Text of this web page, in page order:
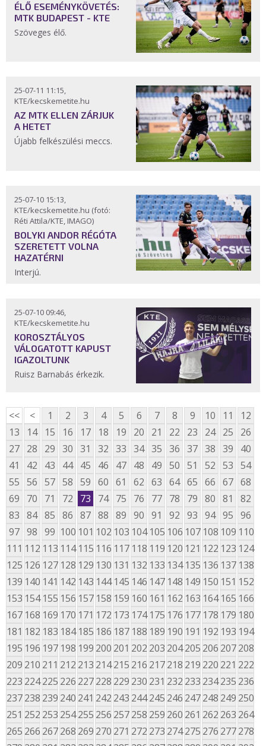
ÉLŐ ESEMÉNYKÖVETÉS:
MTK BUDAPEST - KTE
Szöveges élő.
25-07-11 11:15,
KTE/kecskemetite.hu
AZ MTK ELLEN ZÁRJUK
A HETET
Újabb felkészülési meccs.
25-07-10 15:13,
KTE/kecskemetite.hu (fotó:
Réti Attila/KTE, IMAGO)
BOLYKI ANDOR RÉGÓTA
SZERETETT VOLNA
HAZATÉRNI
Interjú.
25-07-10 09:46,
KTE/kecskemetite.hu
KOROSZTÁLYOS
VÁLOGATOTT KAPUST
IGAZOLTUNK
Ruisz Barnabás érkezik.
<< < 1 2 3 4 5 6 7 8 9 10 11
12
13
14 15 16 17 18 19 20 21 22 23 24 25
26
27 28 29 30 31 32 33 34 35 36 37 38 39
40
41
42 43 44 45 46 47 48 49 50 51 52 53 54
55 56 57 58 59 60 61 62 63 64 65 66 67 68
69
70 71 72 73 74 75 76 77 78 79 80 81
82
83 84 85 86 87 88 89 90 91 92 93 94 95 96
97 98 99 100 101 102 103 104 105 106 107 108 109 110
111 112 113 114 115 116 117 118 119 120 121 122 123 124
125 126 127 128 129 130 131 132 133 134 135 136 137 138
139 140 141 142 143 144 145 146 147 148 149 150 151 152
153 154 155 156 157 158 159 160 161 162 163 164 165 166
167 168 169 170 171 172 173 174 175 176 177 178 179 180
181 182 183 184 185 186 187 188 189 190 191 192 193 194
195 196 197 198 199 200 201 202 203 204205 206 207208
209 210 211 212 213 214215 216 217218 219 220 221 222
223 224225 226 227228 229 230 231 232 233 234235 236
237238 239 240 241 242 243 244245 246 247248 249 250
251 252 253 254255 256 257258 259 260 261 262 263 264
265 266 267268 269 270 271 272 273 274275 276 277278